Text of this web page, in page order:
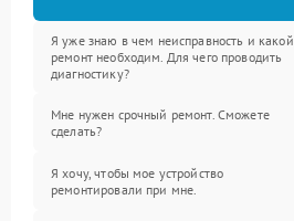
Я уже знаю в чем неисправность и какой
ремонт необходим. Для чего проводить
диагностику?
Мне нужен срочный ремонт. Сможете
сделать?
Я хочу, чтобы мое устройство
ремонтировали при мне.